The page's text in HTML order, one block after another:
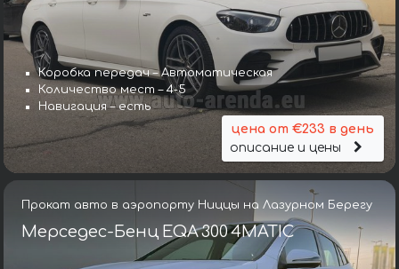
Коробка передач – Автоматическая
Количество мест – 4-5
Навигация – есть
цена от €233 в день
описание и цены
Прокат авто в аэропорту Ниццы на Лазурном Берегу
Мерседес-Бенц EQA 300 4MATIC